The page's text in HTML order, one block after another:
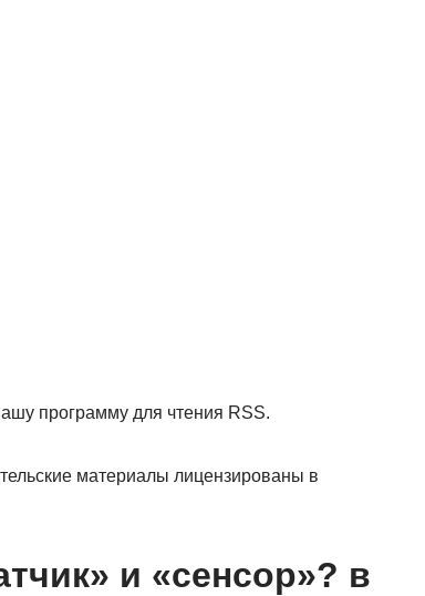
программу для чтения RSS.
материалы лицензированы в
и «сенсор»? в